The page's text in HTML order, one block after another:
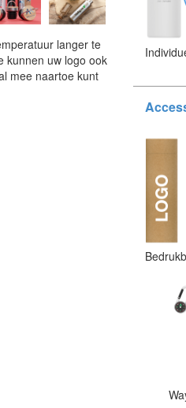
langer te
kunnen uw logo ook
mee naartoe kunt